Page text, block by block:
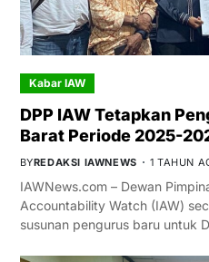
Kabar IAW
DPP IAW Tetapkan
Barat Periode 2025-
BYREDAKSI IAWNEWS 1 TAHUN
IAWNews.com – Dewan
Accountability Watch (IAW)
susunan pengurus baru untuk